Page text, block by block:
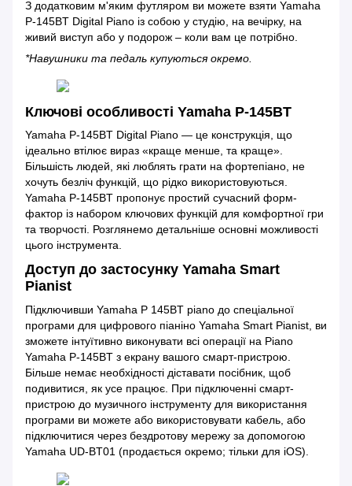
З додатковим м'яким футляром ви можете взяти Yamaha
P-145BT Digital Piano із собою у студію, на вечірку, на
живий виступ або у подорож – коли вам це потрібно.
*Навушники та педаль купуються окремо.
Ключові особливості Yamaha P-145BT
Yamaha P-145BT Digital Piano — це конструкція, що
ідеально втілює вираз «краще менше, та краще».
Більшість людей, які люблять грати на фортепіано, не
хочуть безліч функцій, що рідко використовуються.
Yamaha P-145BT пропонує простий сучасний форм-
фактор із набором ключових функцій для комфортної гри
та творчості. Розглянемо детальніше основні можливості
цього інструмента.
Доступ до застосунку Yamaha Smart
Pianist
Підключивши Yamaha P 145BT piano до спеціальної
програми для цифрового піаніно Yamaha Smart Pianist, ви
зможете інтуїтивно виконувати всі операції на Piano
Yamaha P-145BT з екрану вашого смарт-пристрою.
Більше немає необхідності діставати посібник, щоб
подивитися, як усе працює. При підключенні смарт-
пристрою до музичного інструменту для використання
програми ви можете або використовувати кабель, або
підключитися через бездротову мережу за допомогою
Yamaha UD-BT01 (продається окремо; тільки для iOS).